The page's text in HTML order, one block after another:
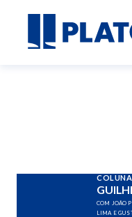
COLUNA
COM JOÃO
LIMA E